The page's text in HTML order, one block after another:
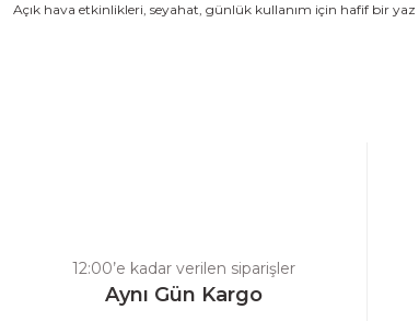
Açık hava etkinlikleri, seyahat, günlük kullanım için hafif bir yaz
Ürün fiyatı diğer sitelerden daha pahalı.
Bu ürüne benzer farklı alternatifler olmalı.
12:00’e kadar verilen siparişler
Aynı Gün Kargo